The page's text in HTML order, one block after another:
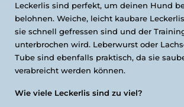
Leckerlis sind perfekt, um deinen Hund
belohnen. Weiche, leicht kaubare
sie schnell gefressen sind und der
unterbrochen wird. Leberwurst oder
Tube sind ebenfalls praktisch, da sie
verabreicht werden können.
Wie viele Leckerlis sind zu viel?